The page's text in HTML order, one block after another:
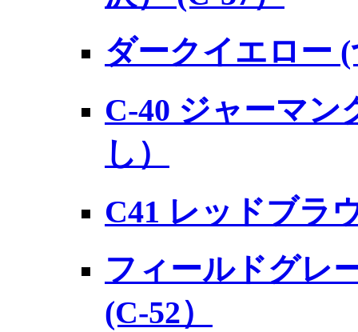
ダークイエロー
C-40 ジャーマン
し）
C41 レッドブラ
フィールドグレ
(C-52）